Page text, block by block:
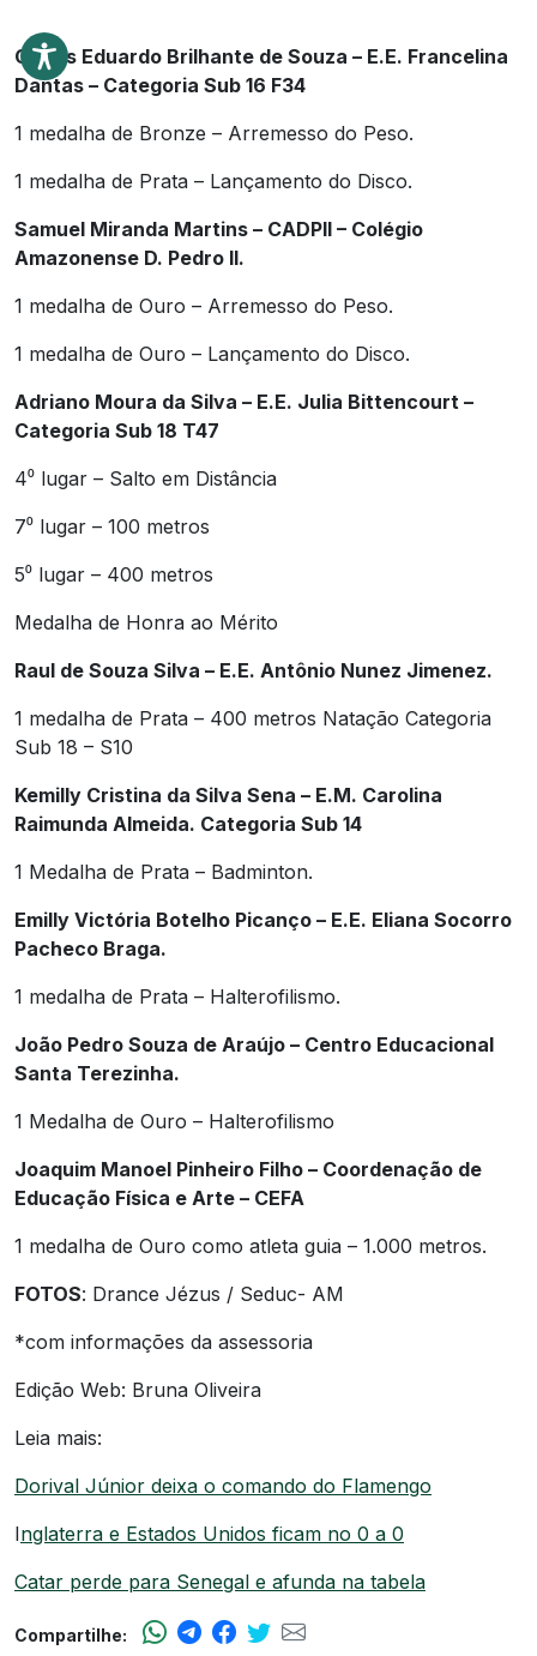
Carlos Eduardo Brilhante de Souza – E.E. Francelina
Dantas – Categoria Sub 16 F34
1 medalha de Bronze – Arremesso do Peso.
1 medalha de Prata – Lançamento do Disco.
Samuel Miranda Martins – CADPII – Colégio
Amazonense D. Pedro II.
1 medalha de Ouro – Arremesso do Peso.
1 medalha de Ouro – Lançamento do Disco.
Adriano Moura da Silva – E.E. Julia Bittencourt –
Categoria Sub 18 T47
4⁰ lugar – Salto em Distância
7⁰ lugar – 100 metros
5⁰ lugar – 400 metros
Medalha de Honra ao Mérito
Raul de Souza Silva – E.E. Antônio Nunez Jimenez.
1 medalha de Prata – 400 metros Natação Categoria
Sub 18 – S10
Kemilly Cristina da Silva Sena – E.M. Carolina
Raimunda Almeida. Categoria Sub 14
1 Medalha de Prata – Badminton.
Emilly Victória Botelho Picanço – E.E. Eliana Socorro
Pacheco Braga.
1 medalha de Prata – Halterofilismo.
João Pedro Souza de Araújo – Centro Educacional
Santa Terezinha.
1 Medalha de Ouro – Halterofilismo
Joaquim Manoel Pinheiro Filho – Coordenação de
Educação Física e Arte – CEFA
1 medalha de Ouro como atleta guia – 1.000 metros.
FOTOS: Drance Jézus / Seduc- AM
*com informações da assessoria
Edição Web: Bruna Oliveira
Leia mais:
Dorival Júnior deixa o comando do Flamengo
Inglaterra e Estados Unidos ficam no 0 a 0
Catar perde para Senegal e afunda na tabela
Compartilhe: